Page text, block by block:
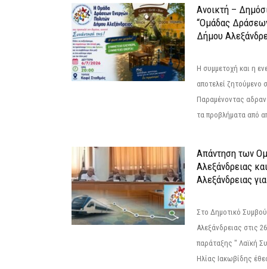
Ανοικτή –
“Ομάδας
Δήμου
Η συμμετοχή και η
αποτελεί ζητούμενο
Παραμένοντας
τα προβλήματα από
Απάντηση των
Αλεξάνδρειας
Αλεξάνδρειας
Στο Δημοτικό
Αλεξάνδρειας στις
παράταξης " Λαϊκή
Ηλίας Ιακωβίδης